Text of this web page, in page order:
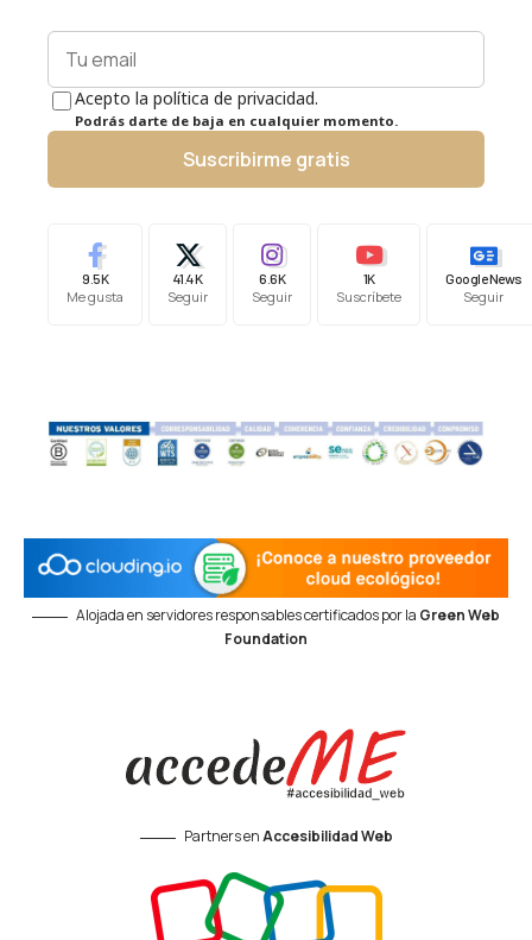
Acepto la política de privacidad.
Podrás darte de baja en cualquier momento.
Suscribirme gratis
9.5K
Me gusta
41.4K
Seguir
6.6K
Seguir
1K
Suscríbete
Google News
Seguir
Alojada en servidores responsables certificados por la Green Web
Foundation
Partners enAccesibilidad Web